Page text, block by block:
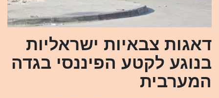
דאגות צבאיות ישראליות
בנוגע לקטע הפיננסי בגדה
המערבית